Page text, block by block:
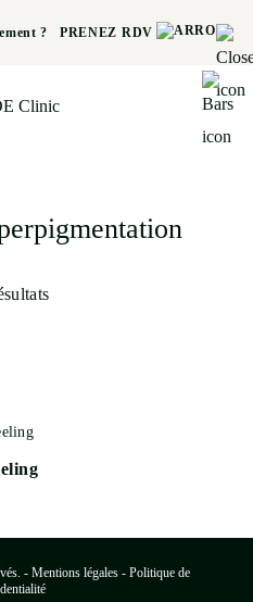
? PRENEZ RDV
- Mentions légales - Politique de